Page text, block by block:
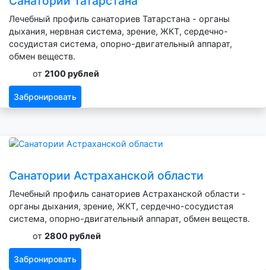
Лечебный профиль санаториев Татарстана - органы
дыхания, нервная система, зрение, ЖКТ, сердечно-
сосудистая система, опорно-двигательный аппарат,
обмен веществ.
от 2100 рублей
Забронировать
Санатории Астраханской области
Лечебный профиль санаториев Астраханской области -
органы дыхания, зрение, ЖКТ, сердечно-сосудистая
система, опорно-двигательный аппарат, обмен веществ.
от 2800 рублей
Забронировать